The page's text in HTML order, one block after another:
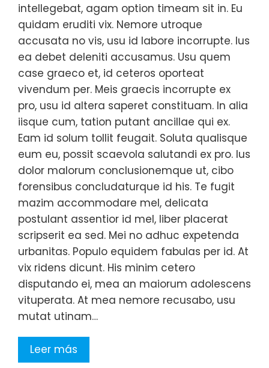
intellegebat, agam option timeam sit in. Eu
quidam eruditi vix. Nemore utroque
accusata no vis, usu id labore incorrupte. Ius
ea debet deleniti accusamus. Usu quem
case graeco et, id ceteros oporteat
vivendum per. Meis graecis incorrupte ex
pro, usu id altera saperet constituam. In alia
iisque cum, tation putant ancillae qui ex.
Eam id solum tollit feugait. Soluta qualisque
eum eu, possit scaevola salutandi ex pro. Ius
dolor malorum conclusionemque ut, cibo
forensibus concludaturque id his. Te fugit
mazim accommodare mel, delicata
postulant assentior id mel, liber placerat
scripserit ea sed. Mei no adhuc expetenda
urbanitas. Populo equidem fabulas per id. At
vix ridens dicunt. His minim cetero
disputando ei, mea an maiorum adolescens
vituperata. At mea nemore recusabo, usu
mutat utinam…
Leer más